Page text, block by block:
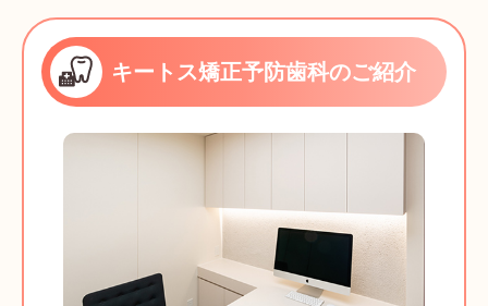
キートス矯正予防歯科のご紹介